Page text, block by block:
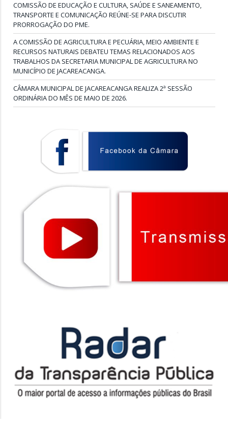
COMISSÃO DE EDUCAÇÃO E CULTURA, SAÚDE E SANEAMENTO,
TRANSPORTE E COMUNICAÇÃO REÚNE-SE PARA DISCUTIR
PRORROGAÇÃO DO PME.
A COMISSÃO DE AGRICULTURA E PECUÁRIA, MEIO AMBIENTE E
RECURSOS NATURAIS DEBATEU TEMAS RELACIONADOS AOS
TRABALHOS DA SECRETARIA MUNICIPAL DE AGRICULTURA NO
MUNICÍPIO DE JACAREACANGA.
CÂMARA MUNICIPAL DE JACAREACANGA REALIZA 2ª SESSÃO
ORDINÁRIA DO MÊS DE MAIO DE 2026.